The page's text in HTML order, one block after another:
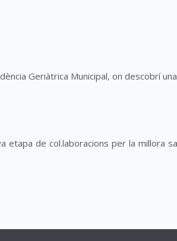
Geriàtrica Municipal, on descobrí
etapa de col.laboracions per la millora